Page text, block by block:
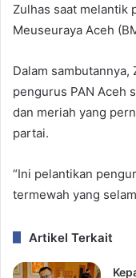
Zulhas saat melantik
Meuseuraya Aceh
Dalam
pengurus PAN Aceh
dan meriah yang
partai.
“Ini pelantikan
termewah yang
Artikel Terkait